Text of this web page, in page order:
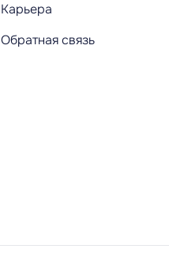
Карьера
Обратная связь